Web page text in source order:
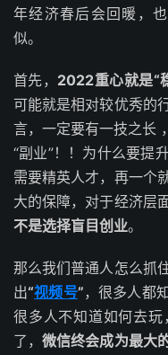
年经济春后会回暖，
似。
首先， 2022重心就是“
可能就是相对较优秀的
言，一定要有一技之长
“副业”！！为什么要提
需要精英人才，再一个
大的保障，对于经济层
不是选择盲目创业。
那么我们普通人怎么抓
出“视频号”，很多人都
很多人不知道如何去
了，微信终会成为最大